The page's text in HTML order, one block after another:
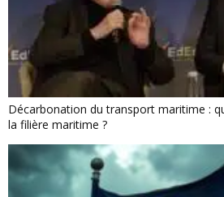
Décarbonation du transport maritime :
la filière maritime ?